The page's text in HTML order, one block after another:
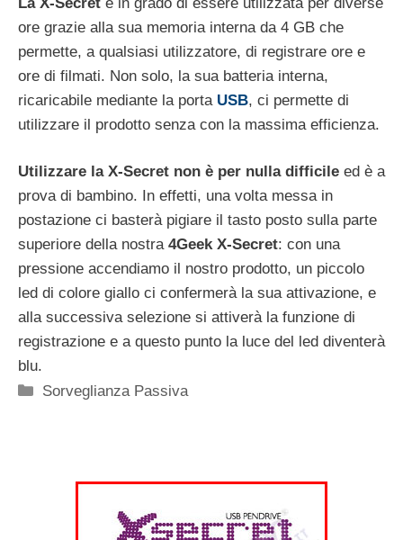
ore grazie alla sua memoria interna da 4 GB che
permette, a qualsiasi utilizzatore, di registrare ore e
ore di filmati. Non solo, la sua batteria interna,
ricaricabile mediante la porta USB, ci permette di
utilizzare il prodotto senza con la massima efficienza.
Utilizzare la X-Secret non è per nulla difficile ed è a
prova di bambino. In effetti, una volta messa in
postazione ci basterà pigiare il tasto posto sulla parte
superiore della nostra 4Geek X-Secret: con una
pressione accendiamo il nostro prodotto, un piccolo
led di colore giallo ci confermerà la sua attivazione, e
alla successiva selezione si attiverà la funzione di
registrazione e a questo punto la luce del led diventerà
blu.
Categorie
Sorveglianza Passiva